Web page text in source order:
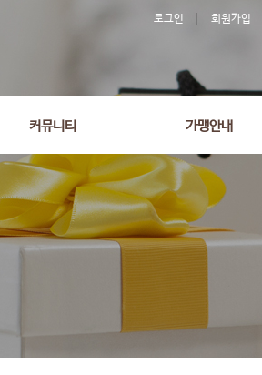
로그인 회원가입
커뮤니티 가맹안내